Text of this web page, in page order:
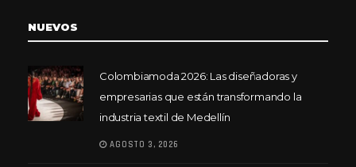
NUEVOS
Colombiamoda 2026: Las diseñadoras y
empresarias que están transformando la
industria textil de Medellín
AGOSTO 3, 2026